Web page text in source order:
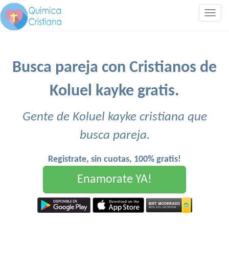
Busca pareja con Cristianos de
Koluel kayke gratis.
Gente de Koluel kayke cristiana que
busca pareja.
Registrate, sin cuotas, 100% gratis!
Enamorate YA!